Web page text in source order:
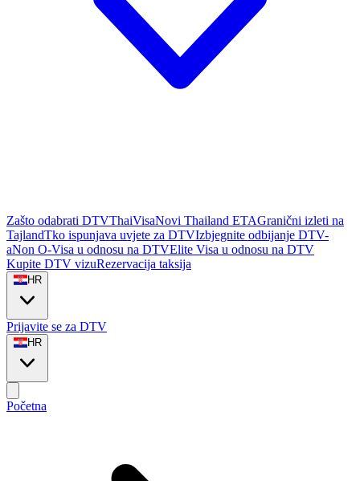
Zašto odabrati DTVThaiVisaNovi Thailand ETAGranični izleti na
TajlandTko ispunjava uvjete za DTVIzbjegnite odbijanje DTV-
aNon O-Visa u odnosu na DTVElite Visa u odnosu na DTV
Kupite DTV vizuRezervacija taksija
HR
Prijavite se za DTV
HR
Početna